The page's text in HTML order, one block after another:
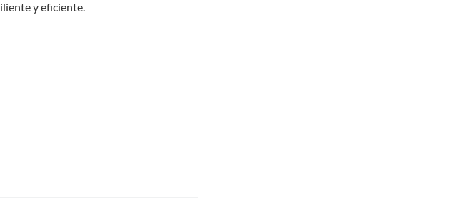
y eficiente.